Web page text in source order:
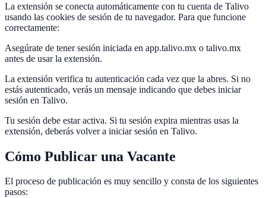
La extensión se conecta automáticamente con tu cuenta de Talivo
usando las cookies de sesión de tu navegador. Para que funcione
correctamente:
Asegúrate de tener sesión iniciada en app.talivo.mx o talivo.mx
antes de usar la extensión.
La extensión verifica tu autenticación cada vez que la abres. Si no
estás autenticado, verás un mensaje indicando que debes iniciar
sesión en Talivo.
Tu sesión debe estar activa. Si tu sesión expira mientras usas la
extensión, deberás volver a iniciar sesión en Talivo.
Cómo Publicar una Vacante
El proceso de publicación es muy sencillo y consta de los siguientes
pasos: